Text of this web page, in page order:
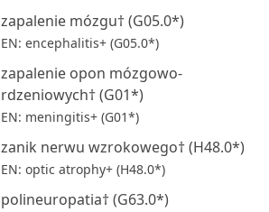
zapalenie mózgu† (G05.0*)
EN: encephalitis+ (G05.0*)
zapalenie opon mózgowo-
rdzeniowych† (G01*)
EN: meningitis+ (G01*)
zanik nerwu wzrokowego† (H48.0*)
EN: optic atrophy+ (H48.0*)
polineuropatia† (G63.0*)